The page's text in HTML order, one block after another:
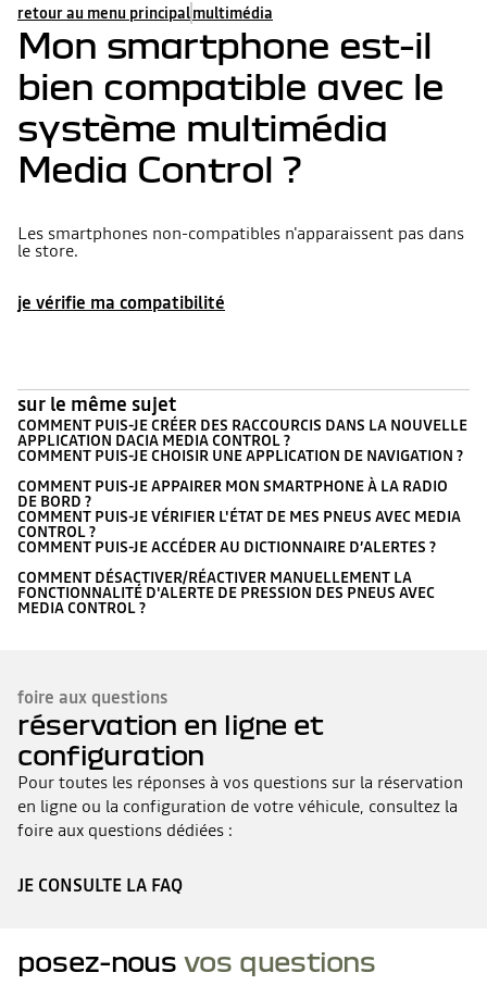
retour au menu principalmultimédia
Mon smartphone est-il
bien compatible avec le
système multimédia
Media Control ?
Les smartphones non-compatibles n'apparaissent pas dans
le store.
je vérifie ma compatibilité
sur le même sujet
COMMENT PUIS-JE CRÉER DES RACCOURCIS DANS LA NOUVELLE
APPLICATION DACIA MEDIA CONTROL ?
COMMENT PUIS-JE CHOISIR UNE APPLICATION DE NAVIGATION ?
COMMENT PUIS-JE APPAIRER MON SMARTPHONE À LA RADIO
DE BORD ?
COMMENT PUIS-JE VÉRIFIER L'ÉTAT DE MES PNEUS AVEC MEDIA
CONTROL ?
COMMENT PUIS-JE ACCÉDER AU DICTIONNAIRE D’ALERTES ?
COMMENT DÉSACTIVER/RÉACTIVER MANUELLEMENT LA
FONCTIONNALITÉ D'ALERTE DE PRESSION DES PNEUS AVEC
MEDIA CONTROL ?
foire aux questions
réservation en ligne et
configuration
Pour toutes les réponses à vos questions sur la réservation
en ligne ou la configuration de votre véhicule, consultez la
foire aux questions dédiées :
JE CONSULTE LA FAQ
posez-nous vos questions